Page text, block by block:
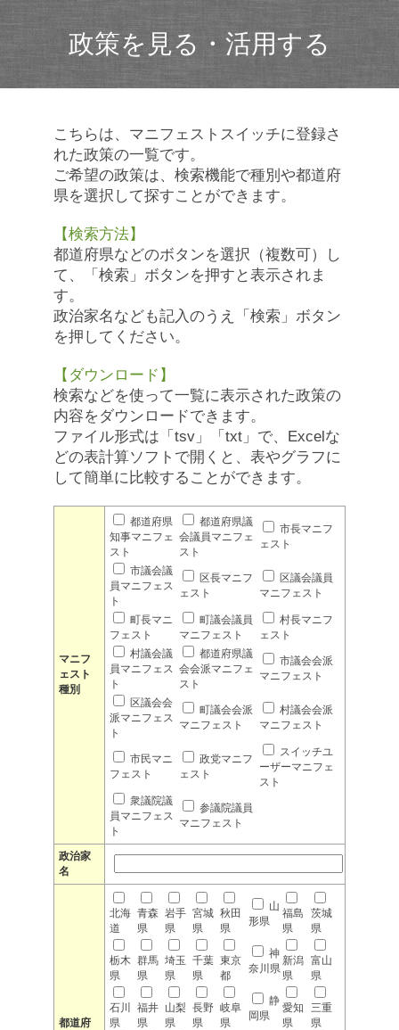
政策を見る・活用する
こちらは、マニフェストスイッチに登録さ
れた政策の一覧です。
ご希望の政策は、検索機能で種別や都道府
県を選択して探すことができます。
【検索方法】
都道府県などのボタンを選択（複数可）し
て、「検索」ボタンを押すと表示されま
す。
政治家名なども記入のうえ「検索」ボタン
を押してください。
【ダウンロード】
検索などを使って一覧に表示された政策の
内容をダウンロードできます。
ファイル形式は「tsv」「txt」で、Excelな
どの表計算ソフトで開くと、表やグラフに
して簡単に比較することができます。
マニフ
ェスト
種別
都道府県
知事マニフェ
スト
都道府県議
会議員マニフェ
スト
市長マニフ
ェスト
市議会議
員マニフェス
ト
区長マニフ
ェスト
区議会議員
マニフェスト
町長マニ
フェスト
町議会議員
マニフェスト
村長マニフ
ェスト
村議会議
員マニフェス
ト
都道府県議
会会派マニフェ
スト
市議会会派
マニフェスト
区議会会
派マニフェス
ト
町議会会派
マニフェスト
村議会会派
マニフェスト
市民マニ
フェスト
政党マニフ
ェスト
スイッチユ
ーザーマニフェ
スト
衆議院議
員マニフェス
ト
参議院議員
マニフェスト
政治家
名
都道府
北海
道
青森
県
岩手
県
宮城
県
秋田
県
山
形県
福島
県
茨城
県
栃木
県
群馬
県
埼玉
県
千葉
県
東京
都
神
奈川県
新潟
県
富山
県
石川
県
福井
県
山梨
県
長野
県
岐阜
県
静
岡県
愛知
県
三重
県